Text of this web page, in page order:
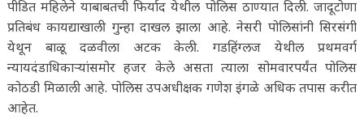
पीडित महिलेने याबाबतची फिर्याद येथील पोलिस ठाण्यात दिली. जादूटोणा
प्रतिबंध कायद्याखाली गुन्हा दाखल झाला आहे. नेसरी पोलिसांनी सिरसंगी
येथून बाळू दळवीला अटक केली. गडहिंग्लज येथील प्रथमवर्ग
न्यायदंडाधिकाऱ्यांसमोर हजर केले असता त्याला सोमवारपर्यंत पोलिस
कोठडी मिळाली आहे. पोलिस उपअधीक्षक गणेश इंगळे अधिक तपास करीत
आहेत.